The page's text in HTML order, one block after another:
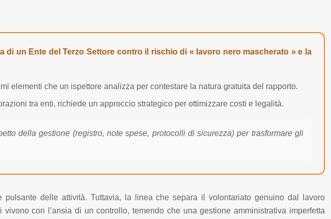
un Ente del Terzo Settore contro il rischio di « lavoro nero mascherato » e la
elementi che un ispettore analizza per contestare la natura gratuita del rapporto.
tra enti, richiede un approccio strategico per ottimizzare costi e legalità.
della gestione (registro, note spese, protocolli di sicurezza) per trasformare gli
delle attività. Tuttavia, la linea che separa il volontariato genuino dal lavoro
con l’ansia di un controllo, temendo che una gestione amministrativa imperfetta